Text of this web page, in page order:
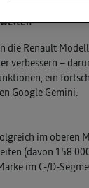
Renault
verbessern –
ein
Google Gemini.
im oberen
(davon
im C-/D-